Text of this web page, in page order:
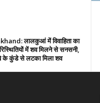
लालकुआं में विवाहिता का
में शव मिलने से सनसनी,
के कुंडे से लटका मिला शव